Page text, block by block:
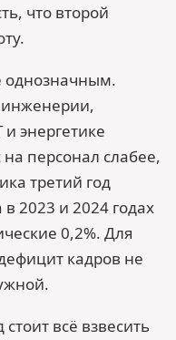
что второй
однозначным.
энергетике
персонал слабее,
третий год
2023 и 2024 годах
0,2%. Для
кадров не
всё взвесить